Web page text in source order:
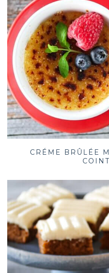
CRÉME BRÛLÉE